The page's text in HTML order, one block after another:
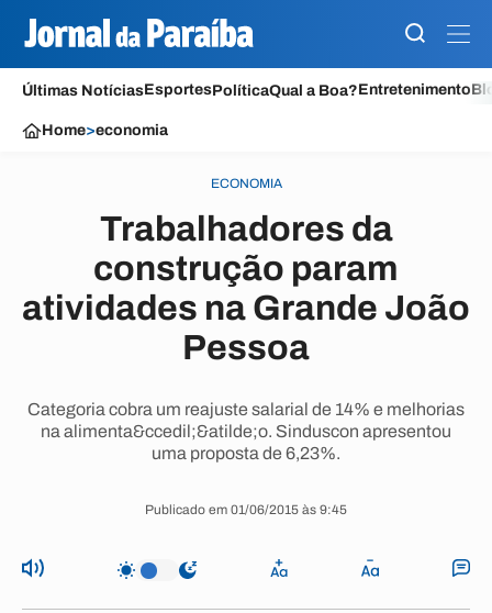
Últimas NotíciasEsportesPolíticaQual a Boa?Entretenimento
Home>economia
ECONOMIA
Trabalhadores da
construção param
atividades na Grande João
Pessoa
Categoria cobra um reajuste salarial de 14% e melhorias
na alimenta&ccedil;&atilde;o. Sinduscon apresentou
uma proposta de 6,23%.
Publicado em 01/06/2015 às 9:45